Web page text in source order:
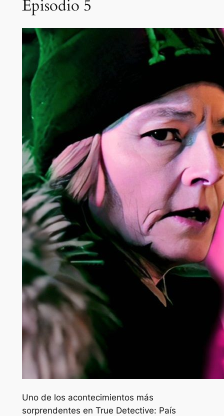
Episodio 5
Uno de los acontecimientos más
sorprendentes en True Detective: País